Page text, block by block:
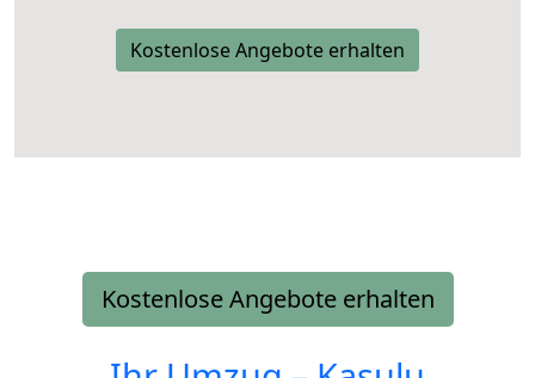
Kostenlose Angebote erhalten
Kostenlose Angebote erhalten